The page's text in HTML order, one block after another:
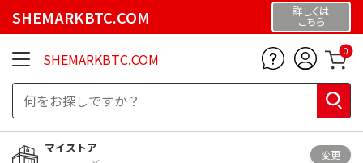
SHEMARKBTC.COM 詳しくは
こちら
SHEMARKBTC.COM 0
マイストア
変更